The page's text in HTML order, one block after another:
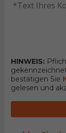
HINWEIS:
bestätigen Sie
gelesen und